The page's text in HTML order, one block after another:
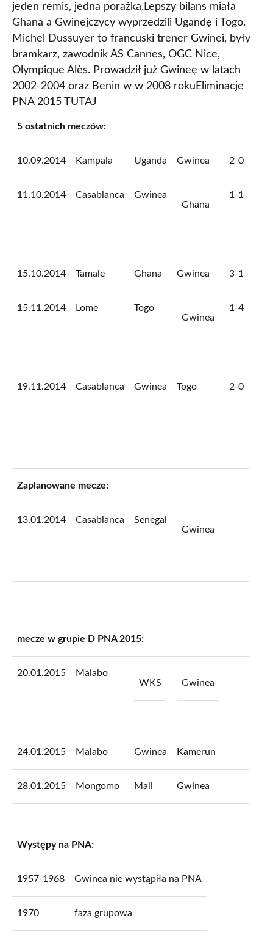
jeden remis, jedna porażka.Lepszy bilans miała
Ghana a Gwinejczycy wyprzedzili Ugandę i Togo.
Michel Dussuyer to francuski trener Gwinei, były
bramkarz, zawodnik AS Cannes, OGC Nice,
Olympique Alès. Prowadził już Gwineę w latach
2002-2004 oraz Benin w w 2008 rokuEliminacje
PNA 2015 TUTAJ
5 ostatnich meczów:
10.09.2014 Kampala Uganda Gwinea 2-0
11.10.2014 Casablanca
Gwinea
Ghana
1-1
15.10.2014 Tamale Ghana Gwinea 3-1
15.11.2014 Lome
Togo
Gwinea
1-4
19.11.2014 Casablanca Gwinea Togo 2-0
Zaplanowane mecze:
13.01.2014 Casablanca
Senegal
Gwinea
mecze w grupie D PNA 2015:
20.01.2015
Malabo
WKS
Gwinea
24.01.2015 Malabo Gwinea Kamerun
28.01.2015 Mongomo Mali Gwinea
Występy na PNA:
1957-1968 Gwinea nie wystąpiła na PNA
1970 faza grupowa